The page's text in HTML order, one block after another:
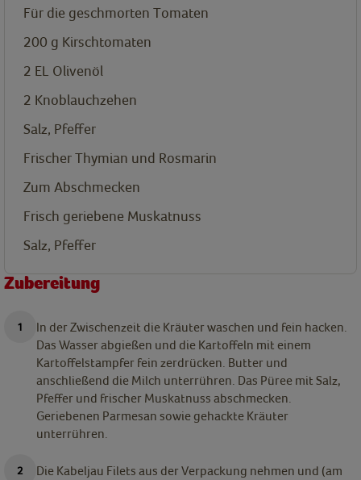
Für die geschmorten Tomaten
200 g Kirschtomaten
2 EL Olivenöl
2 Knoblauchzehen
Salz, Pfeffer
Frischer Thymian und Rosmarin
Zum Abschmecken
Frisch geriebene Muskatnuss
Salz, Pfeffer
Zubereitung
In der Zwischenzeit die Kräuter waschen und fein hacken.
Das Wasser abgießen und die Kartoffeln mit einem
Kartoffelstampfer fein zerdrücken. Butter und
anschließend die Milch unterrühren. Das Püree mit Salz,
Pfeffer und frischer Muskatnuss abschmecken.
Geriebenen Parmesan sowie gehackte Kräuter
unterrühren.
Die Kabeljau Filets aus der Verpackung nehmen und (am